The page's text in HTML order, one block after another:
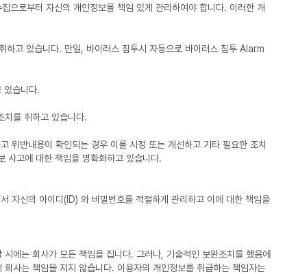
으로부터 자신의 개인정보를 책임 있게 관리하여야 합니다. 이러한 개
고 있습니다. 만일, 바이러스 침투시 자동으로 바이러스 침투 Alarm
있습니다.
치를 취하고 있습니다.
위반내용이 확인되는 경우 이를 시정 또는 개선하고 기타 필요한 조치
사고에 대한 책임을 명확화하고 있습니다.
자신의 아이디(ID) 와 비밀번호를 적절하게 관리하고 이에 대한 책임을
에는 회사가 모든 책임을 집니다. 그러나, 기술적인 보완조치를 했음에
사는 책임을 지지 않습니다. 이용자의 개인정보를 취급하는 책임자는